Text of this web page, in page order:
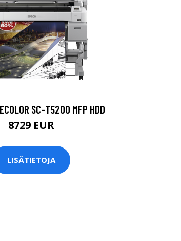
SC-T5200 MFP HDD
8729 EUR
LISÄTIETOJA